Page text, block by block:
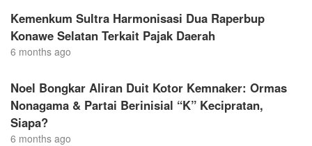
Kemenkum Sultra Harmonisasi Dua Raperbup
Konawe Selatan Terkait Pajak Daerah
6 months ago
Noel Bongkar Aliran Duit Kotor Kemnaker: Ormas
Nonagama & Partai Berinisial “K” Kecipratan,
Siapa?
6 months ago